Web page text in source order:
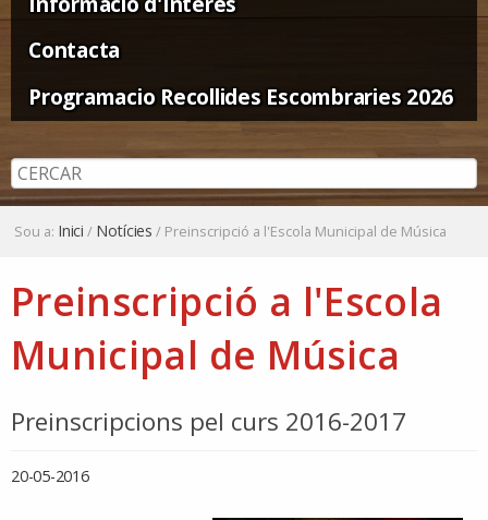
Contacta
Programacio Recollides Escombraries 2026
Sou a: Inici / Notícies / Preinscripció a l'Escola Municipal de Música
Preinscripció a l'Escola
Municipal de Música
Preinscripcions pel curs 2016-2017
20-05-2016